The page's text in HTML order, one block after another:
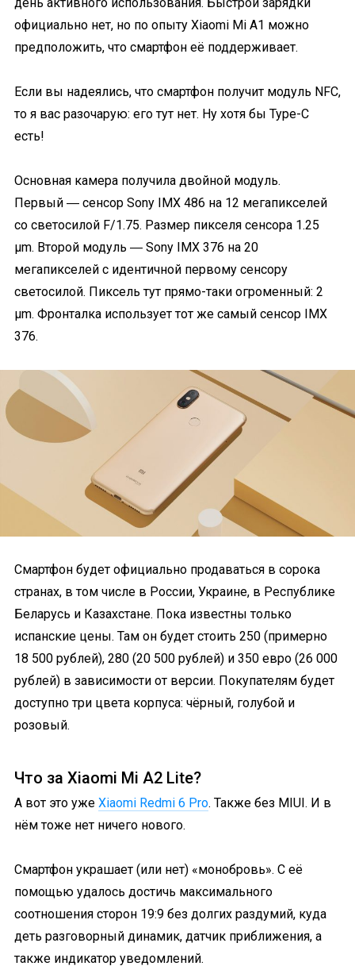
официально нет, но по опыту Xiaomi Mi A1 можно
предположить, что смартфон её поддерживает.
Если вы надеялись, что смартфон получит модуль NFC,
то я вас разочарую: его тут нет. Ну хотя бы Type-C
есть!
Основная камера получила двойной модуль.
Первый ― сенсор Sony IMX 486 на 12 мегапикселей
со светосилой F/1.75. Размер пикселя сенсора 1.25
µm. Второй модуль ― Sony IMX 376 на 20
мегапикселей с идентичной первому сенсору
светосилой. Пиксель тут прямо-таки огроменный: 2
µm. Фронталка использует тот же самый сенсор IMX
376.
Смартфон будет официально продаваться в сорока
странах, в том числе в России, Украине, в Республике
Беларусь и Казахстане. Пока известны только
испанские цены. Там он будет стоить 250 (примерно
18 500 рублей), 280 (20 500 рублей) и 350 евро (26 000
рублей) в зависимости от версии. Покупателям будет
доступно три цвета корпуса: чёрный, голубой и
розовый.
Что за Xiaomi Mi A2 Lite?
А вот это уже Xiaomi Redmi 6 Pro. Также без MIUI. И в
нём тоже нет ничего нового.
Смартфон украшает (или нет) «монобровь». С её
помощью удалось достичь максимального
соотношения сторон 19:9 без долгих раздумий, куда
деть разговорный динамик, датчик приближения, а
также индикатор уведомлений.